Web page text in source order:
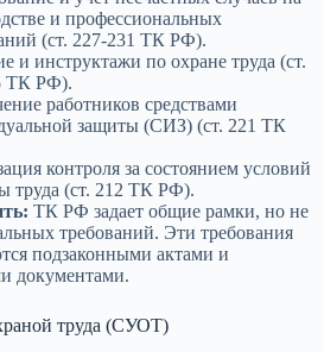
и профессиональных
(ст. 227-231 ТК РФ).
и инструктажи по охране труда (ст.
ТК РФ).
работников средствами
защиты (СИЗ) (ст. 221 ТК
контроля за состоянием условий
труда (ст. 212 ТК РФ).
ТК РФ задает общие рамки, но не
требований. Эти требования
подзаконными актами и
документами.
труда (СУОТ)